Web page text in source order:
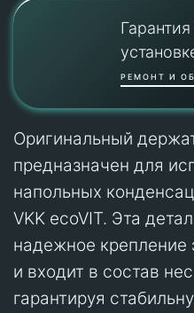
Гарантия
РЕМОНТ И
Оригинальный
предназначен для
напольных
VKK ecoVIT. Эта
надежное крепление
и входит в состав
гарантируя